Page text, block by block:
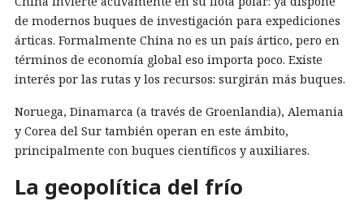
de modernos buques de investigación para expediciones
árticas. Formalmente China no es un país ártico, pero en
términos de economía global eso importa poco. Existe
interés por las rutas y los recursos: surgirán más buques.
Noruega, Dinamarca (a través de Groenlandia), Alemania
y Corea del Sur también operan en este ámbito,
principalmente con buques científicos y auxiliares.
La geopolítica del frío